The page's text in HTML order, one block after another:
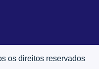
os direitos reservados